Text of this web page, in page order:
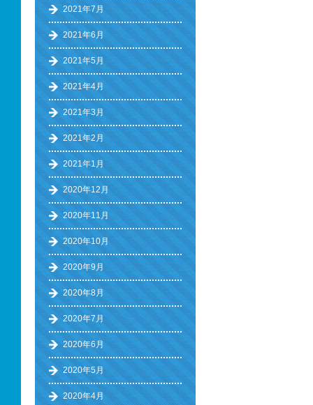
2021年7月
2021年6月
2021年5月
2021年4月
2021年3月
2021年2月
2021年1月
2020年12月
2020年11月
2020年10月
2020年9月
2020年8月
2020年7月
2020年6月
2020年5月
2020年4月